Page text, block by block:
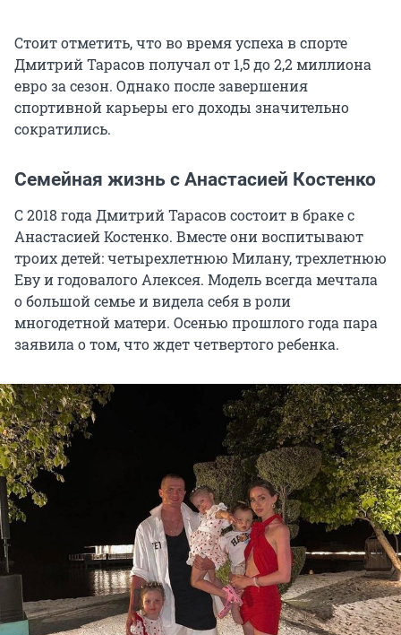
Стоит отметить, что во время успеха в спорте
Дмитрий Тарасов получал от 1,5 до 2,2 миллиона
евро за сезон. Однако после завершения
спортивной карьеры его доходы значительно
сократились.
Семейная жизнь с Анастасией Костенко
С 2018 года Дмитрий Тарасов состоит в браке с
Анастасией Костенко. Вместе они воспитывают
троих детей: четырехлетнюю Милану, трехлетнюю
Еву и годовалого Алексея. Модель всегда мечтала
о большой семье и видела себя в роли
многодетной матери. Осенью прошлого года пара
заявила о том, что ждет четвертого ребенка.